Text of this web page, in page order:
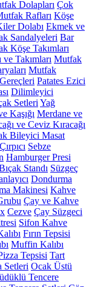
Dolapları Çok
Rafları Köşe
Dolabı Ekmek ve
Sandalyeleri Bar
Köşe Takımları
Takımları Mutfak
Mutfak
Patates Ezici
Dilimleyici
Setleri Yağ
Kaşığı Merdane ve
ve Ceviz Kıracağı
Bileyici Masat
Çırpıcı Sebze
Hamburger Presi
Standı Süzgeç
Dondurma
Makinesi Kahve
Çay ve Kahve
Cezve Çay Süzgeci
Sifon Kahve
Fırın Tepsisi
Muffin Kalıbı
Tepsisi Tart
Setleri Ocak Üstü
Tencere